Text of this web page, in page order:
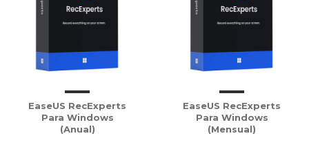
EaseUS RecExperts
Para Windows
(Anual)
EaseUS RecExperts
Para Windows
(Mensual)